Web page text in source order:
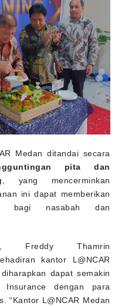
Medan ditandai secara
pita dan
, yang mencerminkan
ini dapat memberikan
bagi nasabah dan
Freddy Thamrin
kantor L@NCAR
dapat semakin
Insurance dengan para
“Kantor L@NCAR Medan